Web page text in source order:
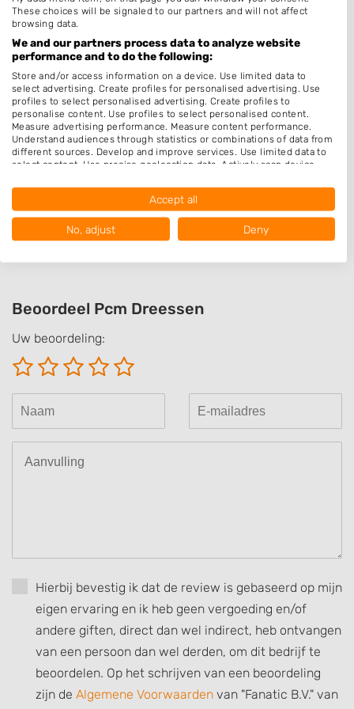
Permanenten
Barber
Epileren
Keratine behandeling
Make-up & Visagie
Schoonheidssalon
Pruiken
Op afspraak
Beoordeel Pcm Dreessen
Uw beoordeling:
Hierbij bevestig ik dat de review is gebaseerd op mijn
eigen ervaring en ik heb geen vergoeding en/of
andere giften, direct dan wel indirect, heb ontvangen
van een persoon dan wel derden, om dit bedrijf te
beoordelen. Op het schrijven van een beoordeling
zijn de Algemene Voorwaarden van "Fanatic B.V." van
These choices will be signaled to our partners and will not affect
browsing data.
We and our partners process data to analyze website
performance and to do the following:
Store and/or access information on a device. Use limited data to
select advertising. Create profiles for personalised advertising. Use
profiles to select personalised advertising. Create profiles to
personalise content. Use profiles to select personalised content.
Measure advertising performance. Measure content performance.
Understand audiences through statistics or combinations of data from
different sources. Develop and improve services. Use limited data to
select content. Use precise geolocation data. Actively scan device
Data may be shared outside of the European Union and send to the
Your consent and the cookie policy applies solely to this website/app.
View Partner List (1016 IAB Vendors)
We use your data for the following purposes:
Store and/or access information on a device
Use limited data to select advertising
Create profiles for personalised advertising
advertising
or combinations of data from different
sources
Develop and improve services
Use limited data to select content
IAB Special Features:
Accept all
No, adjust Deny